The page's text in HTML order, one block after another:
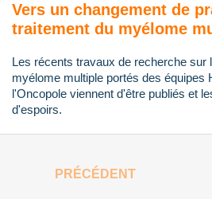
Vers un changement de
traitement du myélome
Les récents travaux de recherche sur
myélome multiple portés des équipes
l'Oncopole viennent d'être publiés et
d'espoirs.
PRÉCÉDENT